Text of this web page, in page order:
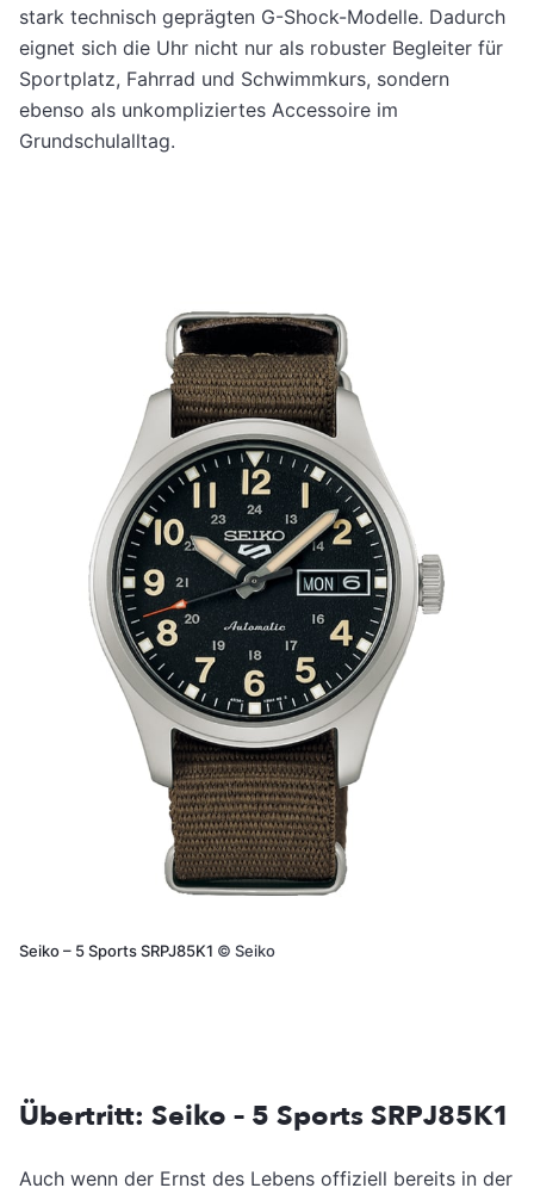
stark technisch geprägten G-Shock-Modelle. Dadurch
eignet sich die Uhr nicht nur als robuster Begleiter für
Sportplatz, Fahrrad und Schwimmkurs, sondern
ebenso als unkompliziertes Accessoire im
Grundschulalltag.
Seiko – 5 Sports SRPJ85K1 © Seiko
Übertritt: Seiko – 5 Sports SRPJ85K1
Auch wenn der Ernst des Lebens offiziell bereits in der